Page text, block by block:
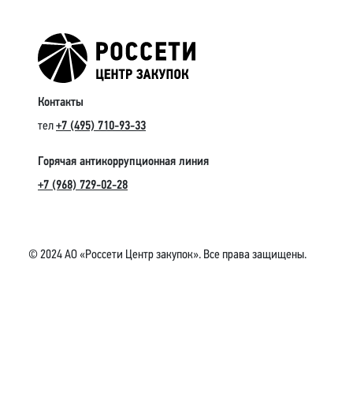
Контакты
тел+7 (495) 710-93-33
Горячая антикоррупционная линия
+7 (968) 729-02-28
© 2024 АО «Россети Центр закупок». Все права защищены.